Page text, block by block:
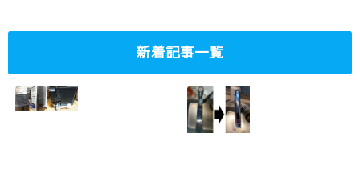
新着記事一覧